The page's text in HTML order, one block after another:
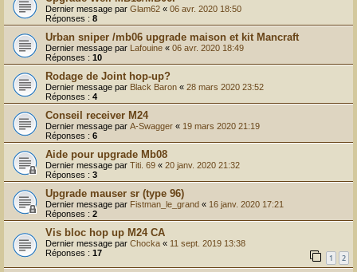
Dernier message par Glam62 « 06 avr. 2020 18:50
Réponses : 8
Urban sniper /mb06 upgrade maison et kit Mancraft
Dernier message par Lafouine « 06 avr. 2020 18:49
Réponses : 10
Rodage de Joint hop-up?
Dernier message par Black Baron « 28 mars 2020 23:52
Réponses : 4
Conseil receiver M24
Dernier message par A-Swagger « 19 mars 2020 21:19
Réponses : 6
Aide pour upgrade Mb08
Dernier message par Titi. 69 « 20 janv. 2020 21:32
Réponses : 3
Upgrade mauser sr (type 96)
Dernier message par Fistman_le_grand « 16 janv. 2020 17:21
Réponses : 2
Vis bloc hop up M24 CA
Dernier message par Chocka « 11 sept. 2019 13:38
Réponses : 17 1 2